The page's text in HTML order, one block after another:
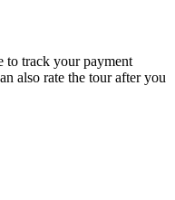
to track your payment
also rate the tour after you